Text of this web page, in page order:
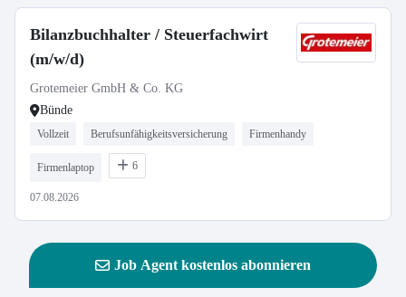
Bilanzbuchhalter / Steuerfachwirt
(m/w/d)
Grotemeier GmbH & Co. KG
Bünde
Vollzeit Berufsunfähigkeitsversicherung Firmenhandy
Firmenlaptop 6
07.08.2026
Job Agent kostenlos abonnieren